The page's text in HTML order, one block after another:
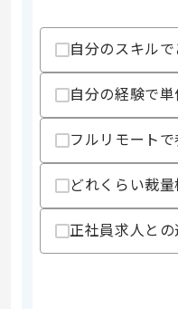
精算・お支払い
その他募集要項
自分のスキル
自分の経験で
フルリモート
どれくらい裁
正社員求人との